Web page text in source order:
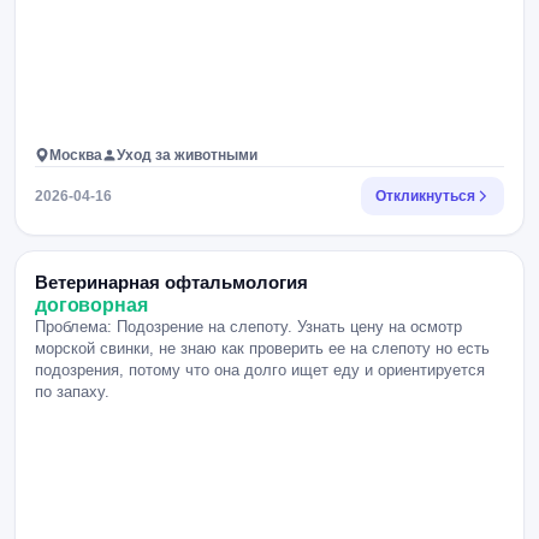
Москва Уход за животными
2026-04-16 Откликнуться
Ветеринарная офтальмология
договорная
Проблема: Подозрение на слепоту. Узнать цену на осмотр
морской свинки, не знаю как проверить ее на слепоту но есть
подозрения, потому что она долго ищет еду и ориентируется
по запаху.